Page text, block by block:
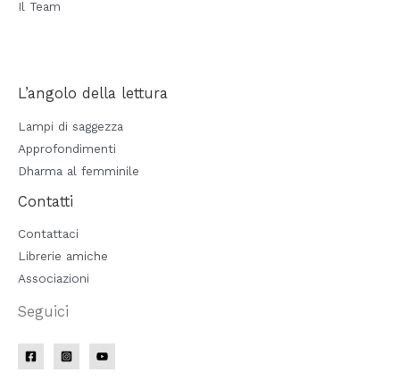
Il Team
L’angolo della lettura
Lampi di saggezza
Approfondimenti
Dharma al femminile
Contatti
Contattaci
Librerie amiche
Associazioni
Seguici